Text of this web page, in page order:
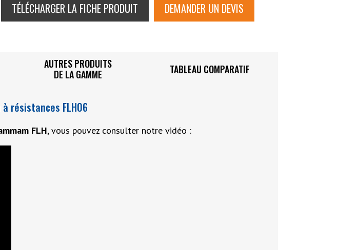
TÉLÉCHARGER LA FICHE PRODUIT DEMANDER UN DEVIS
AUTRES PRODUITS
DE LA GAMME
TABLEAU COMPARATIF
résistances FLH06
FLH, vous pouvez consulter notre vidéo :